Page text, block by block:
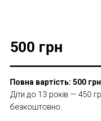
500 грн
Повна вартість: 500 грн
Діти до 13 років — 450
безкоштовно.